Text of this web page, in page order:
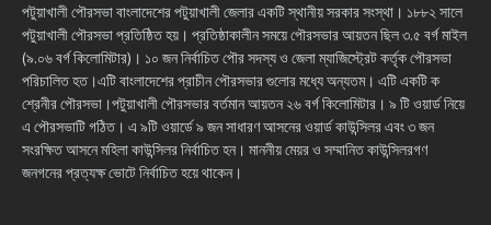
পটুয়াখালী পৌরসভা বাংলাদেশের পটুয়াখালী জেলার একটি স্থানীয় সরকার সংস্থা। ১৮৮২ সালে
পটুয়াখালী পৌরসভা প্রতিষ্ঠিত হয়। প্রতিষ্ঠাকালীন সময়ে পৌরসভার আয়তন ছিল ৩.৫ বর্গ মাইল
(৯.০৬ বর্গ কিলোমিটার)। ১০ জন নির্বাচিত পৌর সদস্য ও জেলা ম্যাজিস্ট্রেট কর্তৃক পৌরসভা
পরিচালিত হত।এটি বাংলাদেশের প্রাচীন পৌরসভার গুলোর মধ্যে অন্যতম। এটি একটি ক
শ্রেনীর পৌরসভা।পটুয়াখালী পৌরসভার বর্তমান আয়তন ২৬ বর্গ কিলোমিটার। ৯ টি ওয়ার্ড নিয়ে
এ পৌরসভাটি গঠিত। এ ৯টি ওয়ার্ডে ৯ জন সাধারণ আসনের ওয়ার্ড কাউন্সিলর এবং ৩ জন
সংরক্ষিত আসনে মহিলা কাউন্সিলর নির্বাচিত হন। মাননীয় মেয়র ও সম্মানিত কাউন্সিলরগণ
জনগনের প্রত্যক্ষ ভোটে নির্বাচিত হয়ে থাকেন।